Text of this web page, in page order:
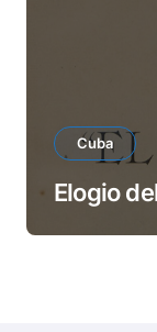
Cuba
Elogio